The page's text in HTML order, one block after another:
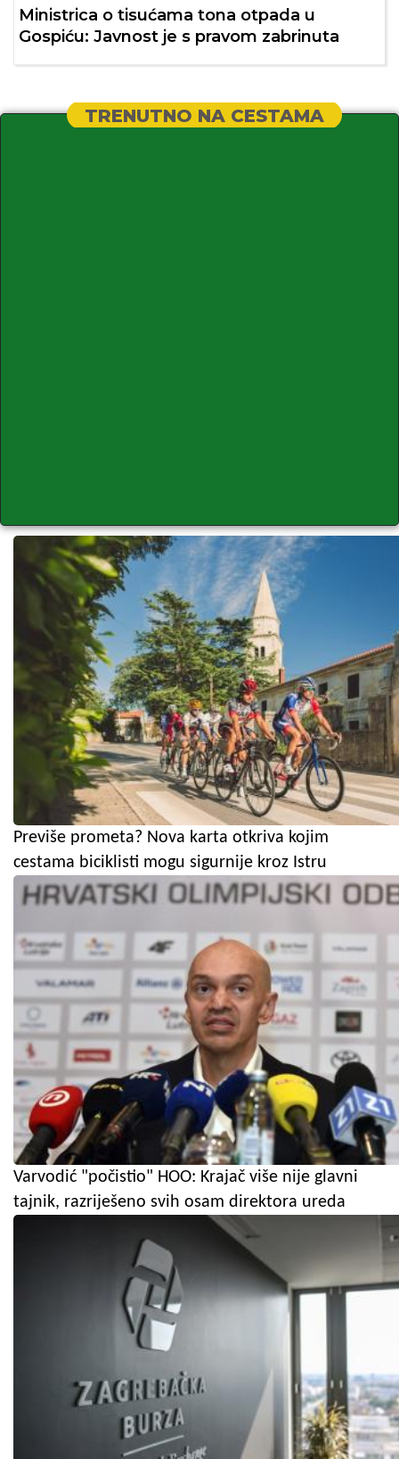
Ministrica o tisućama tona otpada u
Gospiću: Javnost je s pravom zabrinuta
TRENUTNO NA CESTAMA
Previše prometa? Nova karta otkriva kojim
cestama biciklisti mogu sigurnije kroz Istru
Varvodić "počistio" HOO: Krajač više nije glavni
tajnik, razriješeno svih osam direktora ureda